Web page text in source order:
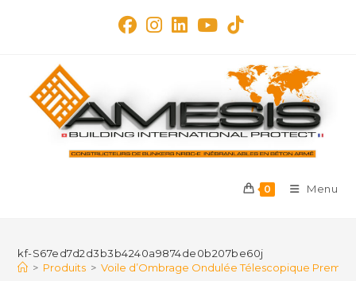
0 Menu
kf-S67ed7d2d3b3b4240a9874de0b207be60j
> Produits > Voile d’Ombrage Ondulée Télescopique